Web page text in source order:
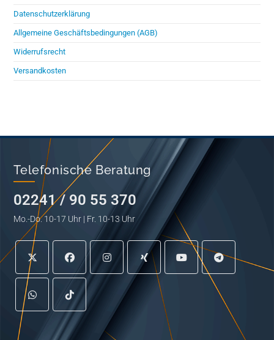
Datenschutzerklärung
Allgemeine Geschäftsbedingungen (AGB)
Widerrufsrecht
Versandkosten
Telefonische Beratung
02241 / 90 55 370
Mo.-Do. 10-17 Uhr | Fr. 10-13 Uhr